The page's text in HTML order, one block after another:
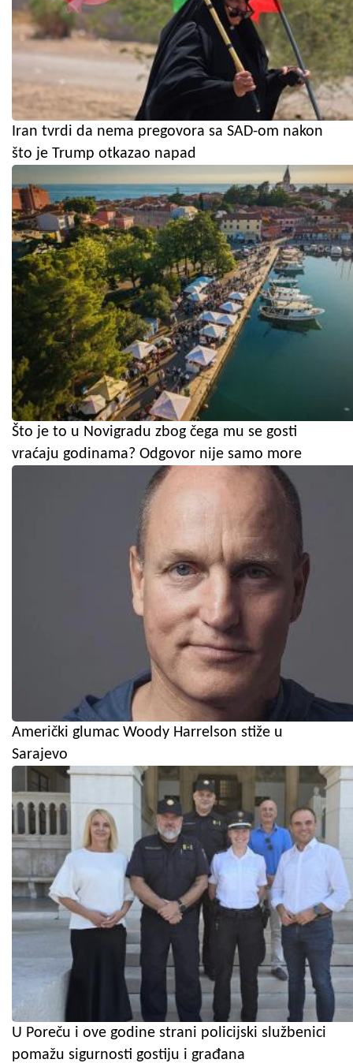
Iran tvrdi da nema pregovora sa SAD-om nakon
što je Trump otkazao napad
Što je to u Novigradu zbog čega mu se gosti
vraćaju godinama? Odgovor nije samo more
Američki glumac Woody Harrelson stiže u
Sarajevo
U Poreču i ove godine strani policijski službenici
pomažu sigurnosti gostiju i građana